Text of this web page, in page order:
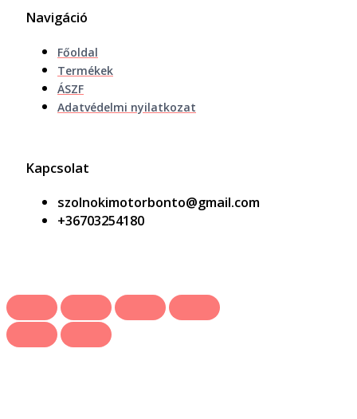
Navigáció
Főoldal
Termékek
ÁSZF
Adatvédelmi nyilatkozat
Kapcsolat
szolnokimotorbonto@gmail.com
+36703254180